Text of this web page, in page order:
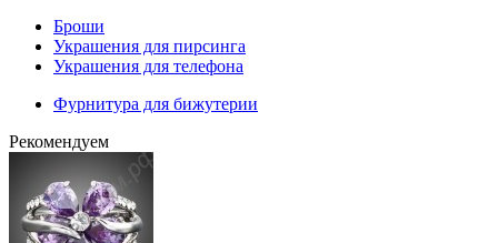
Броши
Украшения для пирсинга
Украшения для телефона
Фурнитура для бижутерии
Рекомендуем